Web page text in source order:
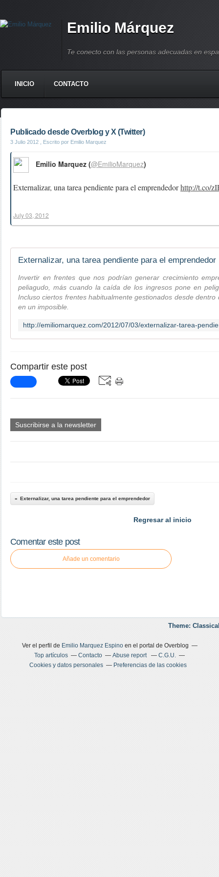
Emilio Márquez
Te conecto con las personas adecuadas en
INICIO CONTACTO
Publicado desde Overblog y X (Twitter)
3 Julio 2012 , Escrito por Emilio Marquez
Externalizar, una tarea pendiente para el emprendedorhttp://t.co/
Emilio Marquez (@EmilioMarquez)
July 03, 2012
Externalizar, una tarea pendiente para el
Invertir en frentes que nos podrían generar crecimiento
peliagudo, más cuando la caída de los ingresos pone en
Incluso ciertos frentes habitualmente gestionados desde
en un imposible.
Compartir este post
Suscribirse a la newsletter
Externalizar, una tarea pendiente para el emprendedor
Regresar al inicio
Comentar este post
Añade un comentario
Theme:
Ver el perfil de Emilio Marquez Espinoen el portal de Overblog
Top artículos
Contacto Abuse report
C.G.U.
Cookies y datos personales
Preferencias de las cookies